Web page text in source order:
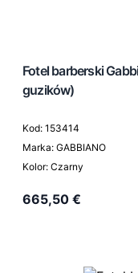
Fotel barberski
guzików)
Kod: 153414
Marka: GABBIANO
Kolor: Czarny
665,50 €